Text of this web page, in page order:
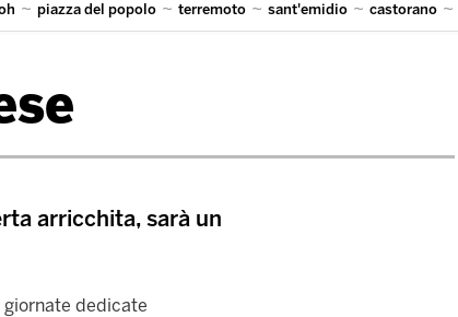
piazza del popolo terremoto sant'emidio castorano
arricchita, sarà un
dedicate